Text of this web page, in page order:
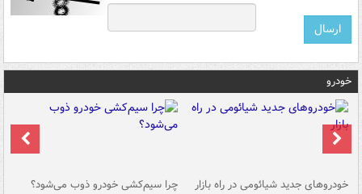
خودرو
خودروهای جدید شیائومی در راه بازار چرا سیم‌کشی خودرو ذوب می‌شود؟